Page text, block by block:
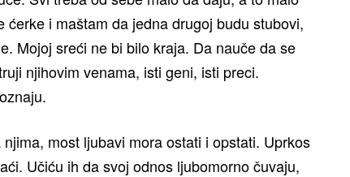
i maštam da jedna drugoj budu stubovi,
Mojoj sreći ne bi bilo kraja. Da nauče da se
njihovim venama, isti geni, isti preci.
most ljubavi mora ostati i opstati. Uprkos
Učiću ih da svoj odnos ljubomorno čuvaju,